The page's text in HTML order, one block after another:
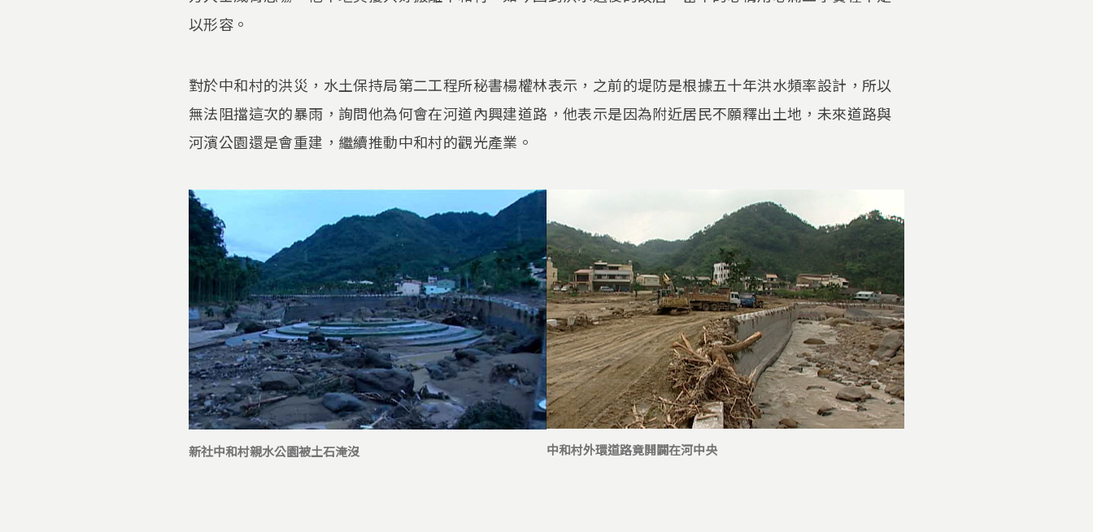
以形容。
對於中和村的洪災，水土保持局第二工程所秘書楊權林表示，之前的堤防是根據五十年洪水頻率設計，所以
無法阻擋這次的暴雨，詢問他為何會在河道內興建道路，他表示是因為附近居民不願釋出土地，未來道路與
河濱公園還是會重建，繼續推動中和村的觀光產業。
新社中和村親水公園被土石淹沒 中和村外環道路竟開闢在河中央